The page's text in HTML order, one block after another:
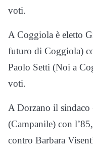
voti.
A Coggiola è eletto
futuro di Coggiola)
Paolo Setti (Noi a
voti.
A Dorzano il
(Campanile) con
contro Barbara